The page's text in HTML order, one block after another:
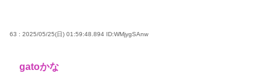
63 : 2025/05/25(日) 01:59:48.894 ID:WMjygSAnw
gatoかな